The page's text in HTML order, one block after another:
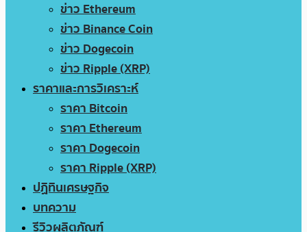
ข่าว Ethereum
ข่าว Binance Coin
ข่าว Dogecoin
ข่าว Ripple (XRP)
ราคาและการวิเคราะห์
ราคา Bitcoin
ราคา Ethereum
ราคา Dogecoin
ราคา Ripple (XRP)
ปฏิทินเศรษฐกิจ
บทความ
รีวิวผลิตภัณฑ์